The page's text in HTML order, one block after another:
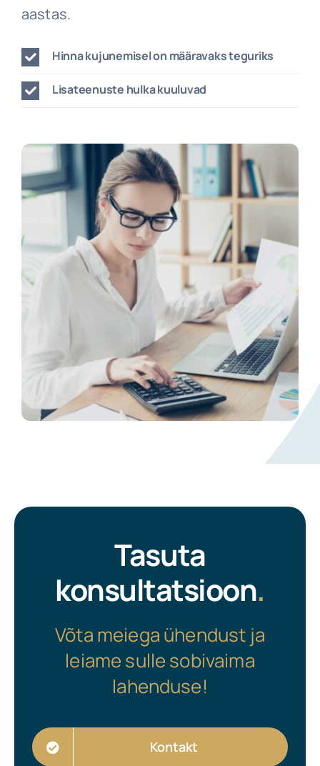
aastas.
Hinna kujunemisel on määravaks teguriks
Lisateenuste hulka kuuluvad
Tasuta
konsultatsioon.
Võta meiega ühendust ja
leiame sulle sobivaima
lahenduse!
Kontakt